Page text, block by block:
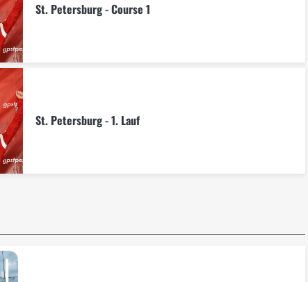
St. Petersburg - Course 1
St. Petersburg - 1. Lauf